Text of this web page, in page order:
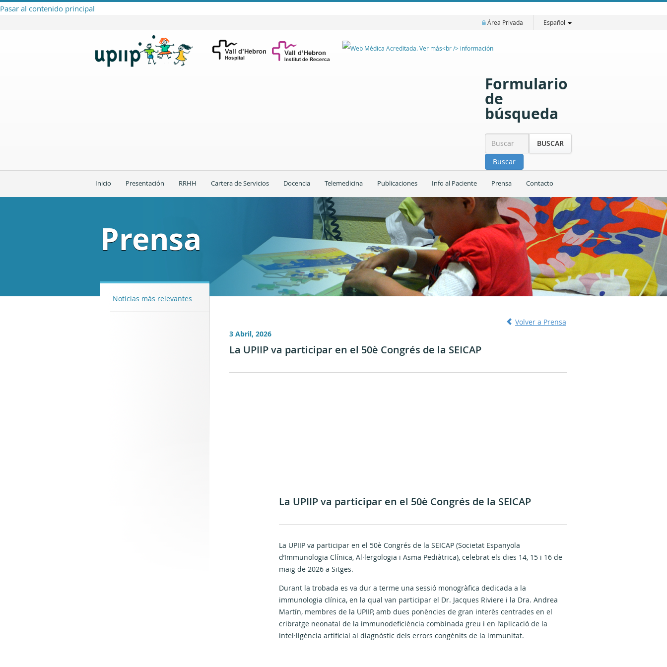
Pasar al contenido principal
Área Privada Español
Formulario
de
búsqueda
BUSCAR
Buscar
Inicio Presentación RRHH Cartera de Servicios Docencia Telemedicina Publicaciones Info al Paciente Prensa Contacto
Prensa
Noticias más relevantes
Volver a Prensa
3 Abril, 2026
La UPIIP va participar en el 50è Congrés de la SEICAP
La UPIIP va participar en el 50è Congrés de la SEICAP
La UPIIP va participar en el 50è Congrés de la SEICAP (Societat Espanyola
d’Immunologia Clínica, Al·lergologia i Asma Pediàtrica), celebrat els dies 14, 15 i 16 de
maig de 2026 a Sitges.
Durant la trobada es va dur a terme una sessió monogràfica dedicada a la
immunologia clínica, en la qual van participar el Dr. Jacques Riviere i la Dra. Andrea
Martín, membres de la UPIIP, amb dues ponències de gran interès centrades en el
cribratge neonatal de la immunodeficiència combinada greu i en l’aplicació de la
intel·ligència artificial al diagnòstic dels errors congènits de la immunitat.